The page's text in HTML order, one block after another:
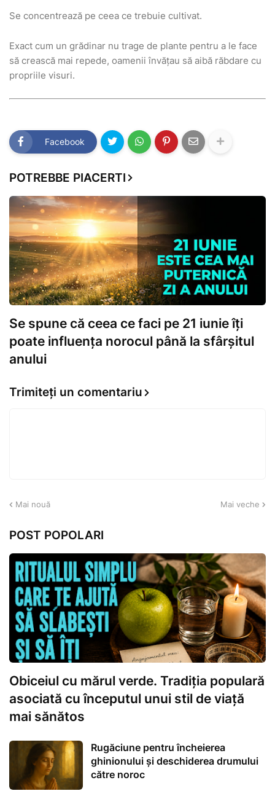
Se concentrează pe ceea ce trebuie cultivat.
Exact cum un grădinar nu trage de plante pentru a le face
să crească mai repede, oamenii învățau să aibă răbdare cu
propriile visuri.
Facebook
POTREBBE PIACERTI
Se spune că ceea ce faci pe 21 iunie îți
poate influența norocul până la sfârșitul
anului
Trimiteți un comentariu
Mai nouă Mai veche
POST POPOLARI
Obiceiul cu mărul verde. Tradiția populară
asociată cu începutul unui stil de viață
mai sănătos
Rugăciune pentru încheierea
ghinionului și deschiderea drumului
către noroc